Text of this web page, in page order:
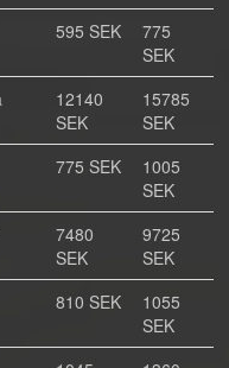
595 SEK
775
SEK
12140
SEK
15785
SEK
775 SEK
1005
SEK
7480
SEK
9725
SEK
810 SEK
1055
SEK